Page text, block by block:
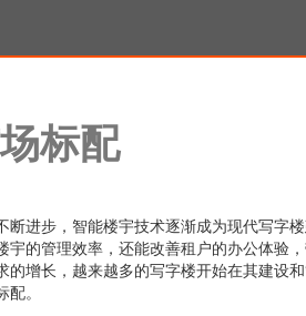
标配
断进步，智能楼宇技术逐渐成为现代写字
宇的管理效率，还能改善租户的办公体验
的增长，越来越多的写字楼开始在其建设
配。